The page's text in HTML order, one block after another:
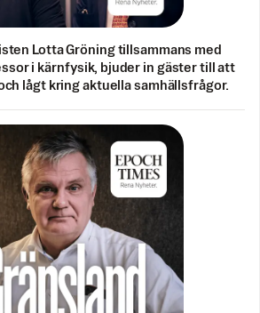
Lotta Gröning tillsammans med
i kärnfysik, bjuder in gäster till att
lågt kring aktuella samhällsfrågor.